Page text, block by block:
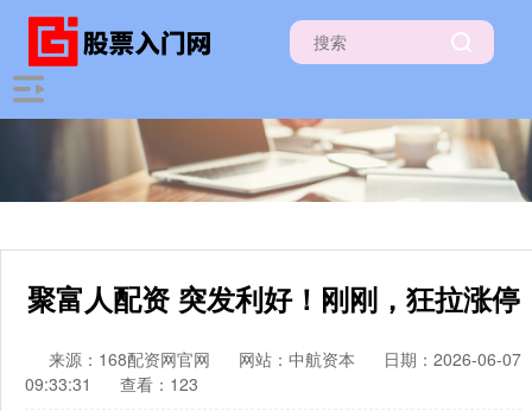
聚富人配资 突发利好！刚刚，狂拉涨停
来源：168配资网官网 网站：中航资本
日期：2026-06-07
09:33:31
查看：123